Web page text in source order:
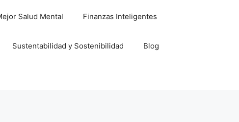
Salud Mental Finanzas Inteligentes
Sustentabilidad y Sostenibilidad Blog